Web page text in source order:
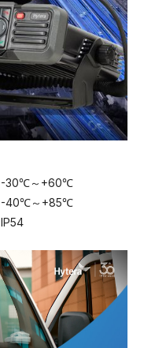
-30℃～+60℃
-40℃～+85℃
IP54